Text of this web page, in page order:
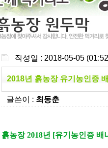
작성일 : 2018-05-05
2018년 흙농장 유기농인증
글쓴이 : 최동춘
흙농장2018년 [유기농인증 배